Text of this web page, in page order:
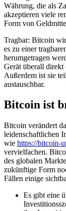
Währung, die als
akzeptieren viele
Form von
Tragbar: Bitcoin
es zu einer
herumgetragen
Gerät überall direkt
Außerdem ist sie
austauschbar.
Bitcoin ist
Bitcoin verändert
leidenschaftlichen
wie https://bitcoin-
vervielfachen.
des globalen
zukünftige Form
Fällen einige
Es gibt eine